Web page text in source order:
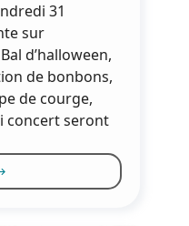
31
sur
d’halloween,
de bonbons,
de courge,
concert seront